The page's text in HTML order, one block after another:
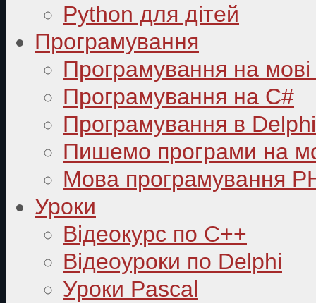
Python для дітей
Програмування
Програмування на
Програмування на C#
Програмування в Delphi
Пишемо програми на
Мова програмування
Уроки
Відеокурс по С++
Відеоуроки по Delphi
Уроки Pascal